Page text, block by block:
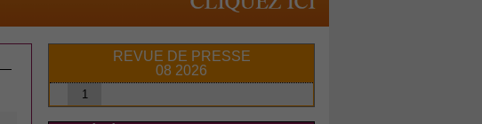
REVUE DE PRESSE
08 2026
1